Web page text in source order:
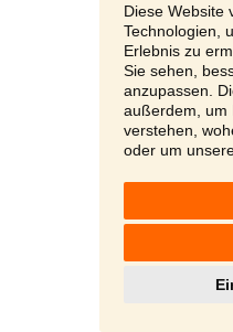
Diese Website
Technologien,
Erlebnis zu
Sie sehen,
anzupassen.
außerdem, um
verstehen,
oder um